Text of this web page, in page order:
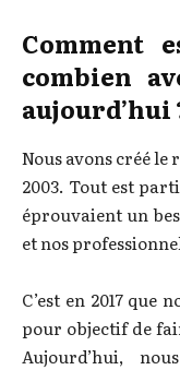
Comment
combien
aujourd’hui
Nous avons créé le
2003. Tout est
éprouvaient un
et nos
C’est en 2017 que
pour objectif de
Aujourd’hui,